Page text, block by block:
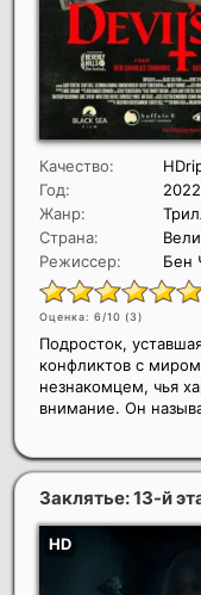
Качество:
Год:
2022
Жанр:
Страна:
Режиссер:
Бен
Оценка: 6/10 (3)
Подросток,
конфликтов с
незнакомцем, чья
внимание. Он
Заклятье: 13-й